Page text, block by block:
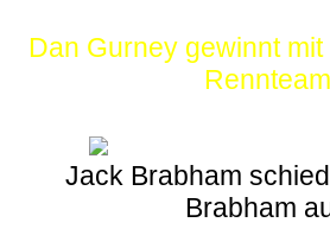
Dan Gurney gewinnt
Rennteam
Jack Brabham
Brabham